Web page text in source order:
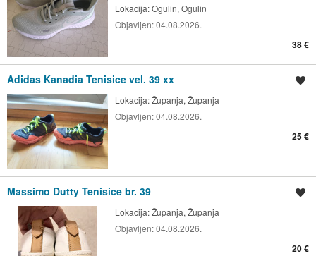
Lokacija:Ogulin, Ogulin
Objavljen:04.08.2026.
38 €
Adidas Kanadia Tenisice vel. 39 xx
Lokacija:Županja, Županja
Objavljen:04.08.2026.
25 €
Massimo Dutty Tenisice br. 39
Lokacija:Županja, Županja
Objavljen:04.08.2026.
20 €